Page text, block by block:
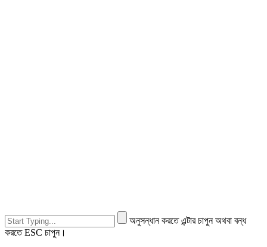
অনুসন্ধান করতে এন্টার চাপুন অথবা বন্ধ
করতে ESC চাপুন।